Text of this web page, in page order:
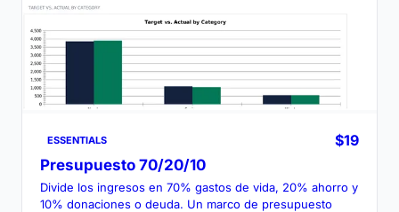
ESSENTIALS
$19
Presupuesto 70/20/10
Divide los ingresos en 70% gastos de vida, 20% ahorro y
10% donaciones o deuda. Un marco de presupuesto